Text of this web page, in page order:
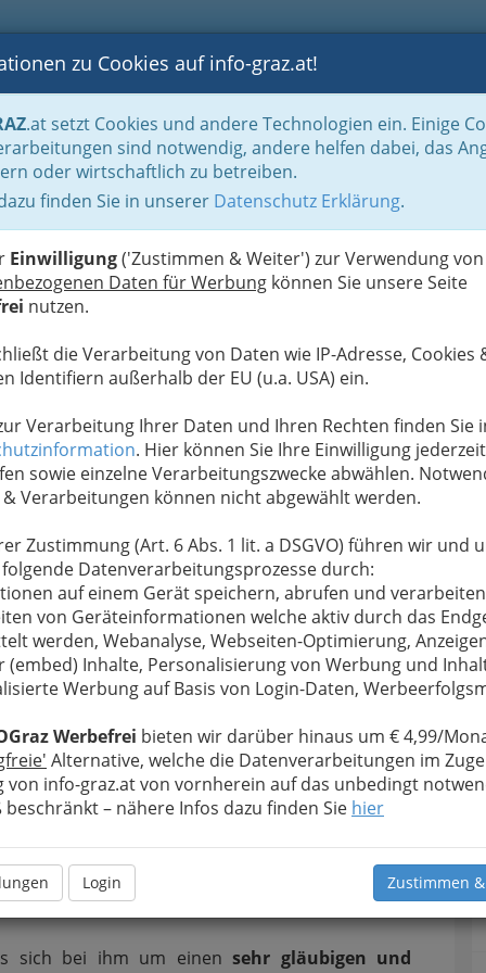
BLOGS FOTOS GASTRONOMIE BRANCHEN
zu Cookies auf info-graz.at!
.at setzt Cookies und andere Technologien ein. Einige
sind notwendig, andere helfen dabei, das
oder wirtschaftlich zu betreiben.
finden Sie in unserer Datenschutz Erklärung.
Einwilligung('Zustimmen & Weiter') zur Verwendung von
Daten für Werbung können Sie unsere Seite
nutzen.
die Verarbeitung von Daten wie IP-Adresse, Cookies
Identifiern außerhalb der EU (u.a. USA) ein.
Verarbeitung Ihrer Daten und Ihren Rechten finden Sie
. Hier können Sie Ihre Einwilligung jederzeit
sowie einzelne Verarbeitungszwecke abwählen.
& Verarbeitungen können nicht abgewählt werden.
Zustimmung (Art. 6 Abs. 1 lit. a DSGVO) führen wir und
Datenverarbeitungsprozesse durch:
auf einem Gerät speichern, abrufen und
von Geräteinformationen welche aktiv durch das
werden, Webanalyse, Webseiten-Optimierung,
(embed) Inhalte, Personalisierung von Werbung und
Werbung auf Basis von Login-Daten,
Werbefrei bieten wir darüber hinaus um € 4,99/
Alternative, welche die Datenverarbeitungen im
von info-graz.at von vornherein auf das unbedingt
beschränkt – nähere Infos dazu finden Sie hier
Login Zustimmen
Advent- und Weihnachtszeit bis Silvester und Neujahr
Weihnachtliche
- Knecht Ruprecht
des Krampusumzugsgehalten, der gerne auch
verursacht der Historie nach Schrecken und
da diese Gestalten in Begleitung des Heiligen
so schlimm.
Brauch.Krampus ist dem Kalender
festgelegt.
, stammt bereits aus dem 16. Jahrhundert.
besinnlichen Weihnachtsfestes und gewinnt
wir noch nicht so lange. Kinder stehen mit
füllen sich der
Süßigkeiten und anderen Kleinigkeiten.
auf denTodestag des
Bischofs "Nikolaus
sich bei ihm um einen sehr gläubigen und